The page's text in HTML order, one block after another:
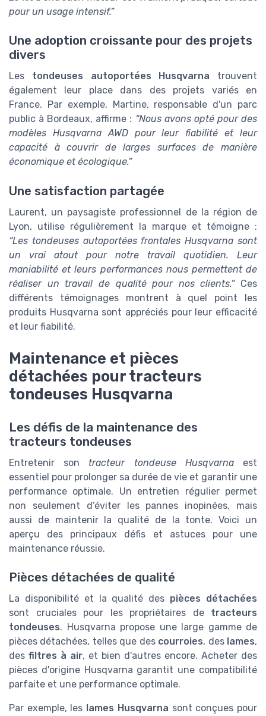
pour un usage intensif.”
Une adoption croissante pour des projets
divers
Les tondeuses autoportées Husqvarna trouvent
également leur place dans des projets variés en
France. Par exemple, Martine, responsable d'un parc
public à Bordeaux, affirme : “Nous avons opté pour des
modèles Husqvarna AWD pour leur fiabilité et leur
capacité à couvrir de larges surfaces de manière
économique et écologique.”
Une satisfaction partagée
Laurent, un paysagiste professionnel de la région de
Lyon, utilise régulièrement la marque et témoigne :
“Les tondeuses autoportées frontales Husqvarna sont
un vrai atout pour notre travail quotidien. Leur
maniabilité et leurs performances nous permettent de
réaliser un travail de qualité pour nos clients.”Ces
différents témoignages montrent à quel point les
produits Husqvarna sont appréciés pour leur efficacité
et leur fiabilité.
Maintenance et pièces
détachées pour tracteurs
tondeuses Husqvarna
Les défis de la maintenance des
tracteurs tondeuses
Entretenir son tracteur tondeuse Husqvarnaest
essentiel pour prolonger sa durée de vie et garantir une
performance optimale. Un entretien régulier permet
non seulement d’éviter les pannes inopinées, mais
aussi de maintenir la qualité de la tonte. Voici un
aperçu des principaux défis et astuces pour une
maintenance réussie.
Pièces détachées de qualité
La disponibilité et la qualité des pièces détachées
sont cruciales pour les propriétaires de tracteurs
tondeuses. Husqvarna propose une large gamme de
pièces détachées, telles que des courroies, des lames,
des filtres à air, et bien d'autres encore. Acheter des
pièces d'origine Husqvarna garantit une compatibilité
parfaite et une performance optimale.
Par exemple, les lames Husqvarna sont conçues pour